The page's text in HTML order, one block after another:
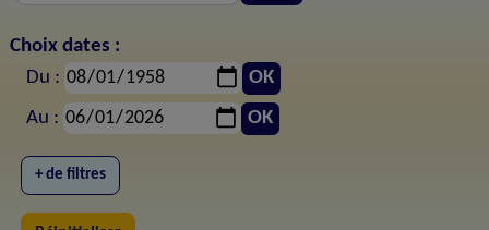
Choix dates :
Du :
OK
Au :
OK
+ de filtres